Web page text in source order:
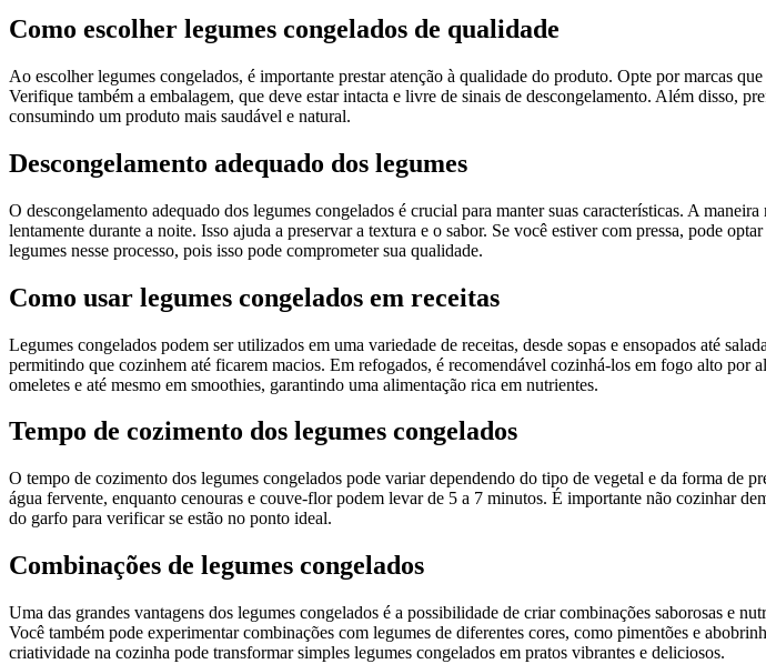
Como escolher legumes congelados de qualidade
Ao escolher legumes congelados, é importante prestar atenção à qualidade do produto. Opte por marcas
Verifique também a embalagem, que deve estar intacta e livre de sinais de descongelamento. Além disso,
consumindo um produto mais saudável e natural.
Descongelamento adequado dos legumes
O descongelamento adequado dos legumes congelados é crucial para manter suas características. A
lentamente durante a noite. Isso ajuda a preservar a textura e o sabor. Se você estiver com pressa, pode
legumes nesse processo, pois isso pode comprometer sua qualidade.
Como usar legumes congelados em receitas
Legumes congelados podem ser utilizados em uma variedade de receitas, desde sopas e ensopados até
permitindo que cozinhem até ficarem macios. Em refogados, é recomendável cozinhá-los em fogo alto
omeletes e até mesmo em smoothies, garantindo uma alimentação rica em nutrientes.
Tempo de cozimento dos legumes congelados
O tempo de cozimento dos legumes congelados pode variar dependendo do tipo de vegetal e da forma de
água fervente, enquanto cenouras e couve-flor podem levar de 5 a 7 minutos. É importante não cozinhar
do garfo para verificar se estão no ponto ideal.
Combinações de legumes congelados
Uma das grandes vantagens dos legumes congelados é a possibilidade de criar combinações saborosas e
Você também pode experimentar combinações com legumes de diferentes cores, como pimentões e
criatividade na cozinha pode transformar simples legumes congelados em pratos vibrantes e deliciosos.